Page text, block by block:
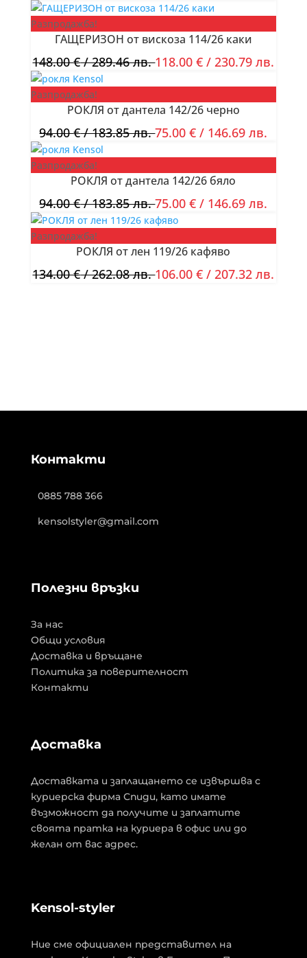
Разпродажба!
ГАЩЕРИЗОН от вискоза 114/26 каки
148.00€/ 289.46 лв.118.00€ / 230.79 лв.
Разпродажба!
РОКЛЯ от дантела 142/26 черно
94.00€/ 183.85 лв.75.00€ / 146.69 лв.
Разпродажба!
РОКЛЯ от дантела 142/26 бяло
94.00€/ 183.85 лв.75.00€ / 146.69 лв.
Разпродажба!
РОКЛЯ от лен 119/26 кафяво
134.00€/ 262.08 лв.106.00€ / 207.32 лв.
Контакти
0885 788 366
kensolstyler@gmail.com
Полезни връзки
За нас
Общи условия
Доставка и връщане
Политика за поверителност
Контакти
Доставка
Доставката и заплащането се извършва с
куриерска фирма Спиди, като имате
възможност да получите и заплатите
своята пратка на куриера в офис или до
желан от вас адрес.
Kensol-styler
Ние сме официален представител на